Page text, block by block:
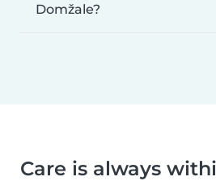
Domžale?
Care is always